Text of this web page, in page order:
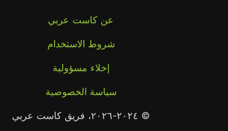
عن كاست عربي
شروط الاستخدام
إخلاء مسؤولية
سياسة الخصوصية
© ٢٠٢٤-٢٠٢٦، فريق كاست عربي